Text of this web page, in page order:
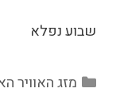
שבוע נפלא
קטגוריות
מזג האוויר